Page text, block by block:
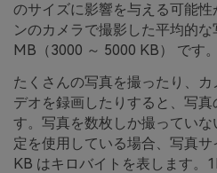
のサイズに影響を与える可能
ンのカメラで撮影した平均的
MB（3000 ～ 5000 KB） です。
たくさんの写真を撮ったり、
デオを録画したりすると、写
す。写真を数枚しか撮ってい
定を使用している場合、写真サ
KB はキロバイトを表します。